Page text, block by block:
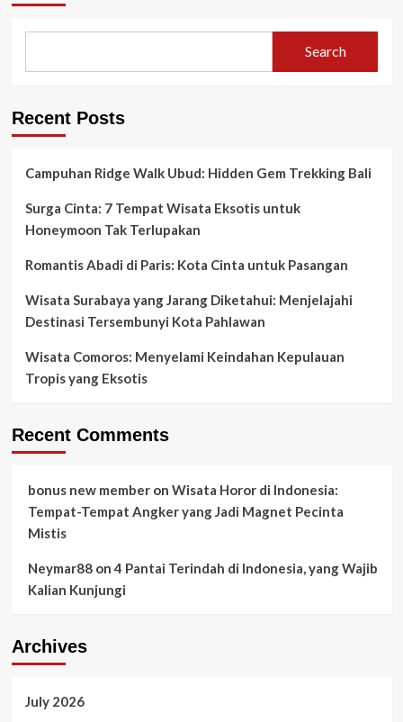
Search
Recent Posts
Campuhan Ridge Walk Ubud: Hidden Gem Trekking Bali
Surga Cinta: 7 Tempat Wisata Eksotis untuk
Honeymoon Tak Terlupakan
Romantis Abadi di Paris: Kota Cinta untuk Pasangan
Wisata Surabaya yang Jarang Diketahui: Menjelajahi
Destinasi Tersembunyi Kota Pahlawan
Wisata Comoros: Menyelami Keindahan Kepulauan
Tropis yang Eksotis
Recent Comments
bonus new memberon Wisata Horor di Indonesia:
Tempat-Tempat Angker yang Jadi Magnet Pecinta
Mistis
Neymar88on4 Pantai Terindah di Indonesia, yang Wajib
Kalian Kunjungi
Archives
July 2026